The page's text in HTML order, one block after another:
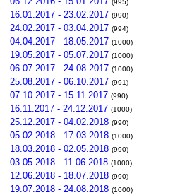
(995)
16.01.2017 - 23.02.2017 (990)
24.02.2017 - 03.04.2017 (994)
04.04.2017 - 18.05.2017 (1000)
19.05.2017 - 05.07.2017 (1000)
06.07.2017 - 24.08.2017 (1000)
25.08.2017 - 06.10.2017 (991)
07.10.2017 - 15.11.2017 (990)
16.11.2017 - 24.12.2017 (1000)
25.12.2017 - 04.02.2018 (990)
05.02.2018 - 17.03.2018 (1000)
18.03.2018 - 02.05.2018 (990)
03.05.2018 - 11.06.2018 (1000)
12.06.2018 - 18.07.2018 (990)
19.07.2018 - 24.08.2018 (1000)